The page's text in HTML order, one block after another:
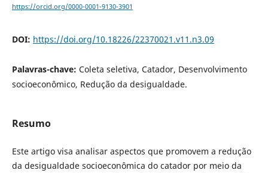
https://orcid.org/0000-0001-9130-3901
DOI: https://doi.org/10.18226/22370021.v11.n3.09
Palavras-chave: Coleta seletiva, Catador, Desenvolvimento
socioeconômico, Redução da desigualdade.
Resumo
Este artigo visa analisar aspectos que promovem a redução
da desigualdade socioeconômica do catador por meio da